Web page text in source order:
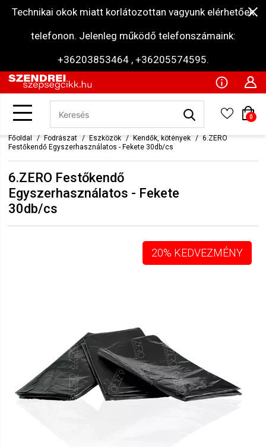
Technikai okok miatt korlátozottan vagyunk elérhetőek
telefonon. Jelenleg működő telefonszámaink:
+36203853464 , +36205574595.
0
Főoldal Fodrászat Eszközök Kendők, kötények
6.ZERO
Festőkendő Egyszerhasználatos - Fekete 30db/cs
6.ZERO Festőkendő
Egyszerhasználatos - Fekete
30db/cs
20% KEDVEZMÉNY